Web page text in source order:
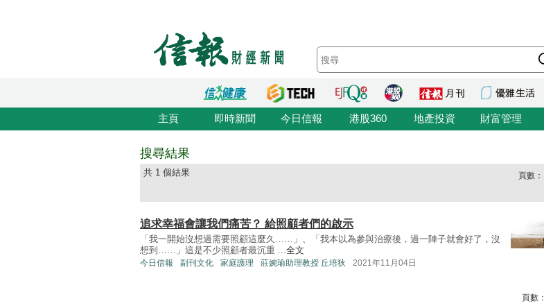
主頁 即時新聞 今日信報 港股360 地產投資 財富管理
搜尋結果
共 1 個結果 頁數：
追求幸福會讓我們痛苦？ 給照顧者們的啟示
「我一開始沒想過需要照顧這麼久……」、「我本以為參與治療後，過一陣子就會好了，沒
想到……」這是不少照顧者最沉重 ...全文
今日信報 副刊文化 家庭護理 莊婉瑜助理教授 丘培狄 2021年11月04日
頁數：